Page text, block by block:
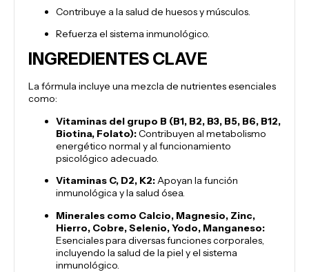
Contribuye a la salud de huesos y músculos.
Refuerza el sistema inmunológico.
INGREDIENTES CLAVE
La fórmula incluye una mezcla de nutrientes esenciales
como:
Vitaminas del grupo B (B1, B2, B3, B5, B6, B12,
Biotina, Folato):Contribuyen al metabolismo
energético normal y al funcionamiento
psicológico adecuado.
Vitaminas C, D2, K2:Apoyan la función
inmunológica y la salud ósea.
Minerales como Calcio, Magnesio, Zinc,
Hierro, Cobre, Selenio, Yodo, Manganeso:
Esenciales para diversas funciones corporales,
incluyendo la salud de la piel y el sistema
inmunológico.